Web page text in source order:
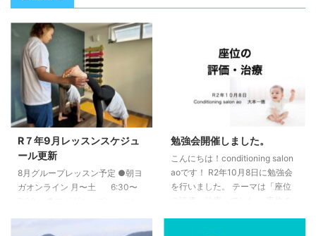
R７年9月レッスンスケジュ
ール更新
8月グループレッスン予定 ●朝ヨ
ガオンライン 月〜土 6:30〜
8:00 ②8:15〜9:15 9/21 （日）
勉強会開催しました。
こんにちは！conditioning salon
aoです！ R2年10月8日に勉強会
を行いました。 テーマは「座位